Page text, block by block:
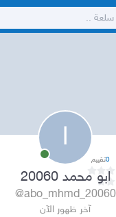
ا
0تقييم
ابو محمد 20060
@abo_mhmd_20060
آخر ظهور الآن